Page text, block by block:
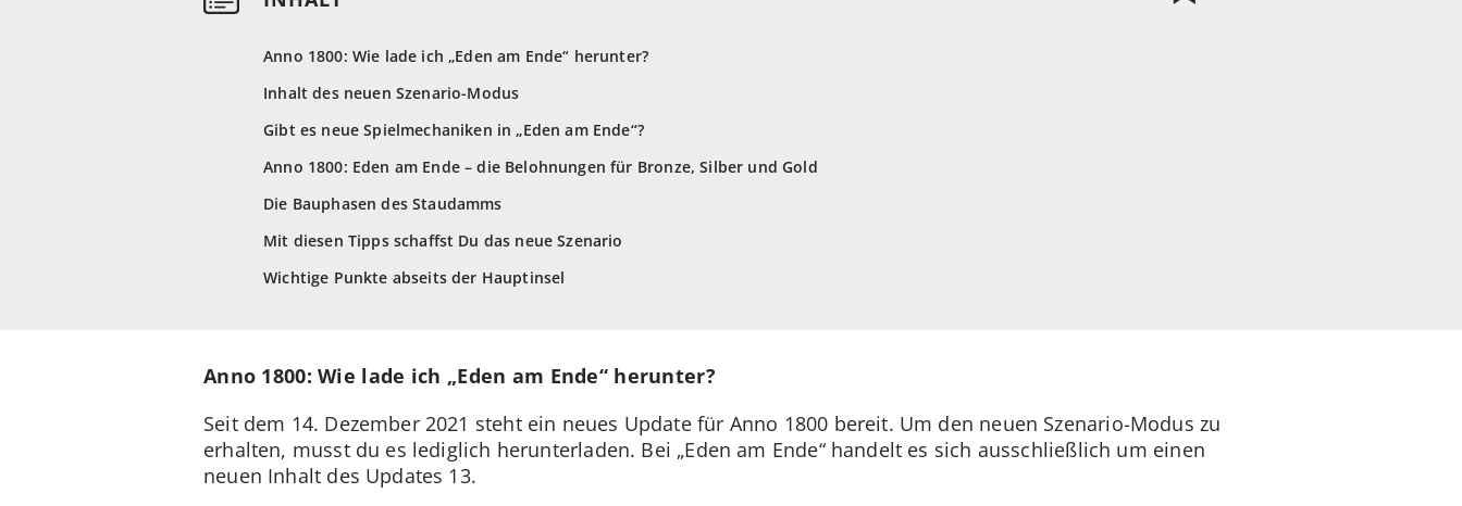
Anno 1800: Wie lade ich „Eden am Ende“ herunter?
Inhalt des neuen Szenario-Modus
Gibt es neue Spielmechaniken in „Eden am Ende“?
Anno 1800: Eden am Ende – die Belohnungen für Bronze, Silber und Gold
Die Bauphasen des Staudamms
Mit diesen Tipps schaffst Du das neue Szenario
Wichtige Punkte abseits der Hauptinsel
Anno 1800: Wie lade ich „Eden am Ende“ herunter?
Seit dem 14. Dezember 2021 steht ein neues Update für Anno 1800 bereit. Um den neuen Szenario-Modus zu
erhalten, musst du es lediglich herunterladen. Bei „Eden am Ende“ handelt es sich ausschließlich um einen
neuen Inhalt des Updates 13.